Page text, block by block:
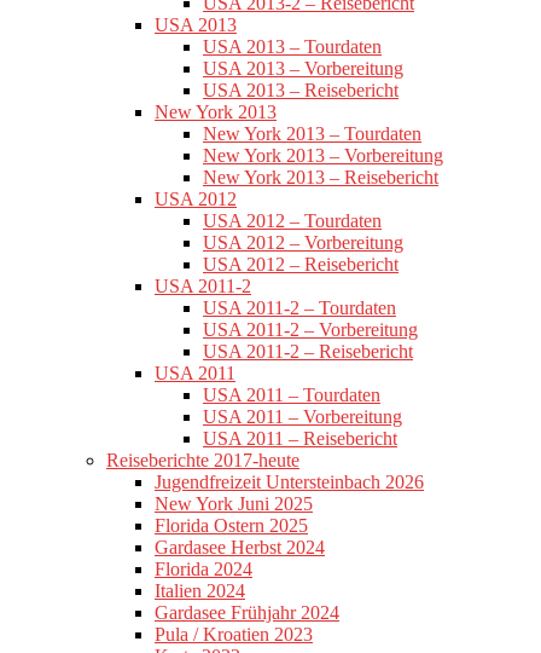
USA 2013
USA 2013 – Tourdaten
USA 2013 – Vorbereitung
USA 2013 – Reisebericht
New York 2013
New York 2013 – Tourdaten
New York 2013 – Vorbereitung
New York 2013 – Reisebericht
USA 2012
USA 2012 – Tourdaten
USA 2012 – Vorbereitung
USA 2012 – Reisebericht
USA 2011-2
USA 2011-2 – Tourdaten
USA 2011-2 – Vorbereitung
USA 2011-2 – Reisebericht
USA 2011
USA 2011 – Tourdaten
USA 2011 – Vorbereitung
USA 2011 – Reisebericht
Reiseberichte 2017-heute
Jugendfreizeit Untersteinbach 2026
New York Juni 2025
Florida Ostern 2025
Gardasee Herbst 2024
Florida 2024
Italien 2024
Gardasee Frühjahr 2024
Pula / Kroatien 2023